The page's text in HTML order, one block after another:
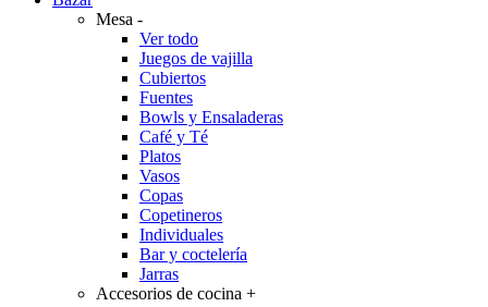
Mesa -
Ver todo
Juegos de vajilla
Cubiertos
Fuentes
Bowls y Ensaladeras
Café y Té
Platos
Vasos
Copas
Copetineros
Individuales
Bar y coctelería
Jarras
Accesorios de cocina +